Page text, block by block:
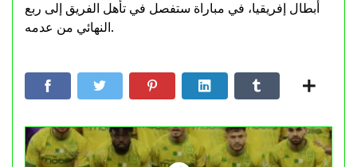
أبطال إفريقيا، في مباراة ستفصل في تأهل الفريق إلى ربع
النهائي من عدمه.